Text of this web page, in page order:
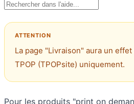
La page "Livraison" aura un
TPOP (TPOPsite) uniquement.
Pour les produits "print on